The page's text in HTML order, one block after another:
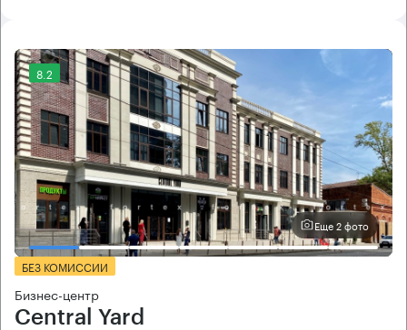
8.2
Еще 2 фото
БЕЗ КОМИССИИ
Бизнес-центр
Central Yard